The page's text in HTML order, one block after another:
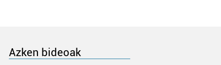
Azken bideoak